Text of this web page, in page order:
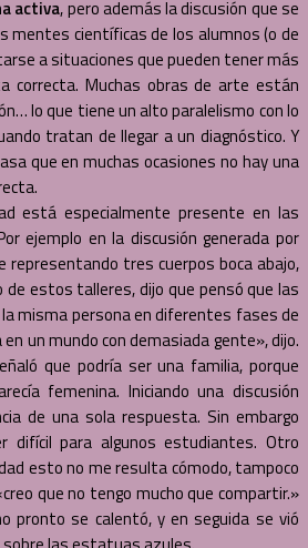
activa, pero además la discusión que se
mentes científicas de los alumnos (o de
a situaciones que pueden tener más
correcta. Muchas obras de arte están
lo que tiene un alto paralelismo con lo
tratan de llegar a un diagnóstico. Y
que en muchas ocasiones no hay una
está especialmente presente en las
ejemplo en la discusión generada por
representando tres cuerpos boca abajo,
de estos talleres, dijo que pensó que las
misma persona en diferentes fases de
un mundo con demasiada gente», dijo.
que podría ser una familia, porque
femenina. Iniciando una discusión
de una sola respuesta. Sin embargo
difícil para algunos estudiantes. Otro
esto no me resulta cómodo, tampoco
que no tengo mucho que compartir.»
pronto se calentó, y en seguida se vió